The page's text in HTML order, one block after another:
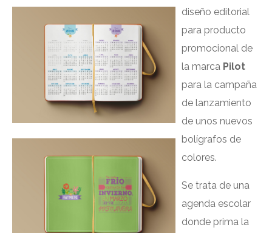
diseño editorial
para producto
promocional de
la marca Pilot
para la campaña
de lanzamiento
de unos nuevos
bolígrafos de
colores.
Se trata de una
agenda escolar
donde prima la